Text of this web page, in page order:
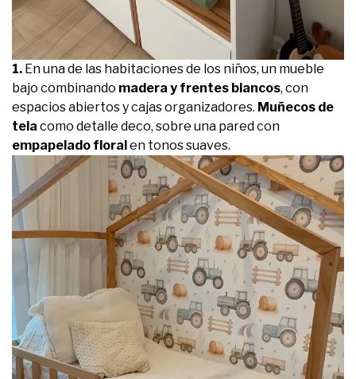
1. En una de las habitaciones de los niños, un mueble
bajo combinando madera y frentes blancos, con
espacios abiertos y cajas organizadores. Muñecos de
tela como detalle deco, sobre una pared con
empapelado floralen tonos suaves.